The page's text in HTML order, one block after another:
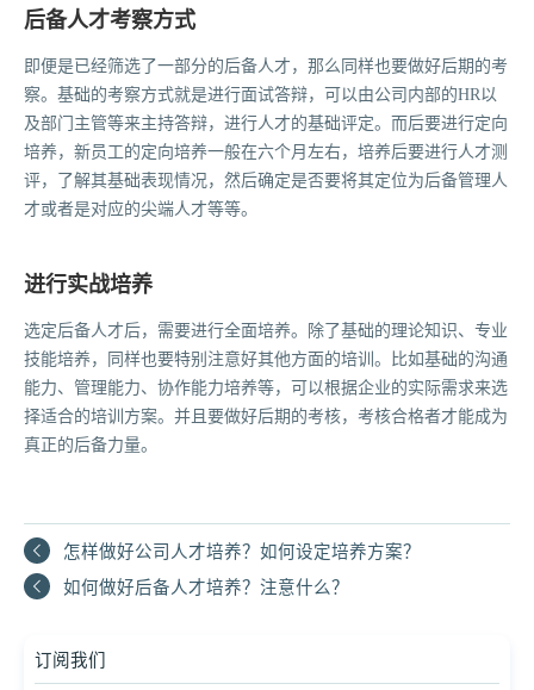
后备人才考察方式
即便是已经筛选了一部分的后备人才，那么同样也要做好后期的考
察。基础的考察方式就是进行面试答辩，可以由公司内部的HR以
及部门主管等来主持答辩，进行人才的基础评定。而后要进行定向
培养，新员工的定向培养一般在六个月左右，培养后要进行人才测
评，了解其基础表现情况，然后确定是否要将其定位为后备管理人
才或者是对应的尖端人才等等。
进行实战培养
选定后备人才后，需要进行全面培养。除了基础的理论知识、专业
技能培养，同样也要特别注意好其他方面的培训。比如基础的沟通
能力、管理能力、协作能力培养等，可以根据企业的实际需求来选
择适合的培训方案。并且要做好后期的考核，考核合格者才能成为
真正的后备力量。
怎样做好公司人才培养？如何设定培养方案？
如何做好后备人才培养？注意什么？
订阅我们